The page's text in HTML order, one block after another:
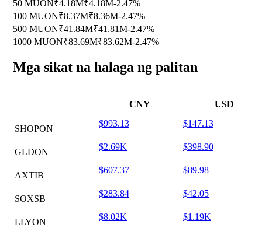
50 MUON₹4.18M₹4.18M-2.47%
100 MUON₹8.37M₹8.36M-2.47%
500 MUON₹41.84M₹41.81M-2.47%
1000 MUON₹83.69M₹83.62M-2.47%
Mga sikat na halaga ng palitan
CNY USD
SHOPON
$993.13 $147.13
GLDON
$2.69K $398.90
AXTIB
$607.37 $89.98
SOXSB
$283.84 $42.05
LLYON
$8.02K $1.19K